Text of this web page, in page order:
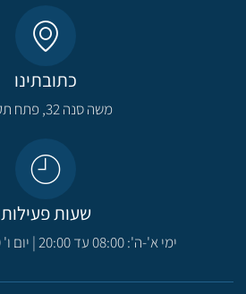
כתובתינו
משה סנה 32, פתח תקווה​
שעות פעילות
ימי א'-ה': 08:00 עד 20:00 | יום ו' 08:00 עד 16:00